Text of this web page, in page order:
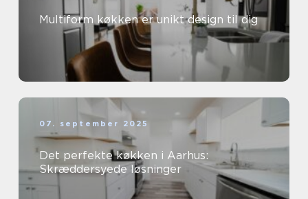
Multiform køkken er unikt design til dig
07. september 2025
Det perfekte køkken i Aarhus:
Skræddersyede løsninger